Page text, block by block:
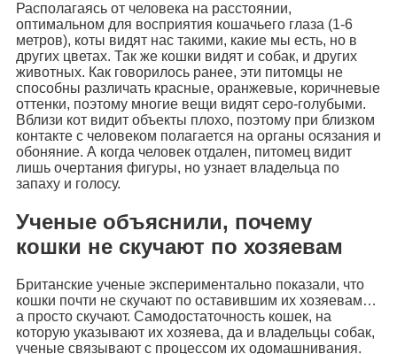
Располагаясь от человека на расстоянии,
оптимальном для восприятия кошачьего глаза (1-6
метров), коты видят нас такими, какие мы есть, но в
других цветах. Так же кошки видят и собак, и других
животных. Как говорилось ранее, эти питомцы не
способны различать красные, оранжевые, коричневые
оттенки, поэтому многие вещи видят серо-голубыми.
Вблизи кот видит объекты плохо, поэтому при близком
контакте с человеком полагается на органы осязания и
обоняние. А когда человек отдален, питомец видит
лишь очертания фигуры, но узнает владельца по
запаху и голосу.
Ученые объяснили, почему
кошки не скучают по хозяевам
Британские ученые экспериментально показали, что
кошки почти не скучают по оставившим их хозяевам…
а просто скучают. Самодостаточность кошек, на
которую указывают их хозяева, да и владельцы собак,
ученые связывают с процессом их одомашнивания.